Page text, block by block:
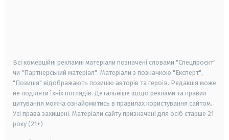
Всі комерційні рекламні матеріали позначені словами "Спецпроєкт"
чи "Партнерський матеріал". Матеріали з позначкою "Експерт",
"Позиція" відображають позицію авторів та героїв. Редакція може
не поділяти їхніх поглядів. Детальніше щодо реклами та правил
цитування можна ознайомитись в правилах користування сайтом.
Усі права захищені. Матеріали сайту призначені для осіб старше 21
року (21+)